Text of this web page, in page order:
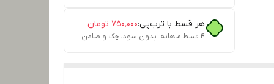
هر قسط با ترب‌پی:۷۵۰٬۰۰۰ تومان
۴ قسط ماهانه. بدون سود، چک و ضامن.